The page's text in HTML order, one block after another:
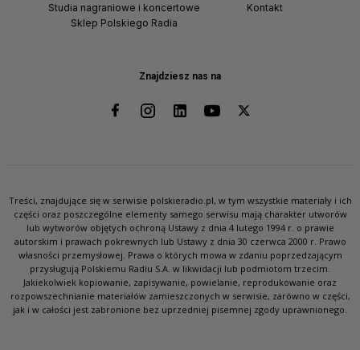
Znajdziesz nas na
Studia nagraniowe i koncertowe
Sklep Polskiego Radia
Kontakt
Treści, znajdujące się w serwisie polskieradio.pl, w tym wszystkie materiały i ich
części oraz poszczególne elementy samego serwisu mają charakter utworów
lub wytworów objętych ochroną Ustawy z dnia 4 lutego 1994 r. o prawie
autorskim i prawach pokrewnych lub Ustawy z dnia 30 czerwca 2000 r. Prawo
własności przemysłowej. Prawa o których mowa w zdaniu poprzedzającym
przysługują Polskiemu Radiu S.A. w likwidacji lub podmiotom trzecim.
Jakiekolwiek kopiowanie, zapisywanie, powielanie, reprodukowanie oraz
rozpowszechnianie materiałów zamieszczonych w serwisie, zarówno w części,
jak i w całości jest zabronione bez uprzedniej pisemnej zgody uprawnionego.